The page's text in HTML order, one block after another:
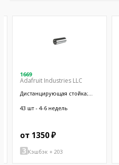
1669
Adafruit Industries LLC
Дистанцирующая стойка;
латунь; никель
43 шт - 4-6 недель
от 1350 ₽
Кэшбэк + 203